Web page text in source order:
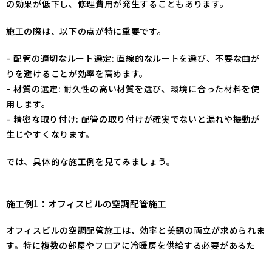
の効果が低下し、修理費用が発生することもあります。
施工の際は、以下の点が特に重要です。
– 配管の適切なルート選定: 直線的なルートを選び、不要な曲が
りを避けることが効率を高めます。
– 材質の選定: 耐久性の高い材質を選び、環境に合った材料を使
用します。
– 精密な取り付け: 配管の取り付けが確実でないと漏れや振動が
生じやすくなります。
では、具体的な施工例を見てみましょう。
施工例1：オフィスビルの空調配管施工
オフィスビルの空調配管施工は、効率と美観の両立が求められま
す。特に複数の部屋やフロアに冷暖房を供給する必要があるた